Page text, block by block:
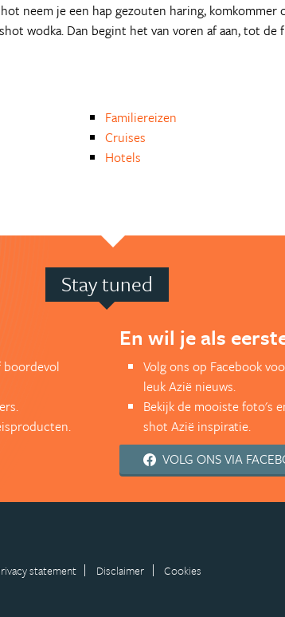
neem je een hap gezouten haring, komkommer
wodka. Dan begint het van voren af aan, tot de
Familiereizen
Cruises
Hotels
Stay tuned
boordevol
En wil je als
Volg ons op Facebook
leuk Azië nieuws.
Bekijk de mooiste foto's
shot Azië inspiratie.
VOLG ONS VIA
statement Disclaimer
Cookies